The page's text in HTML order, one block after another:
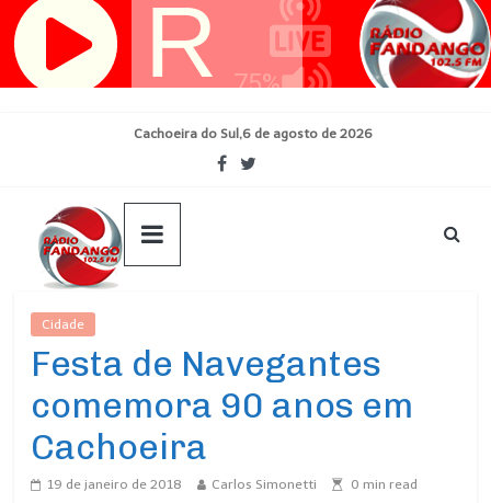
Pular
para
Cachoeira do Sul,6 de agosto de 2026
Cidade
Festa de Navegantes
comemora 90 anos em
Cachoeira
19 de janeiro de 2018 Carlos Simonetti 0 min read